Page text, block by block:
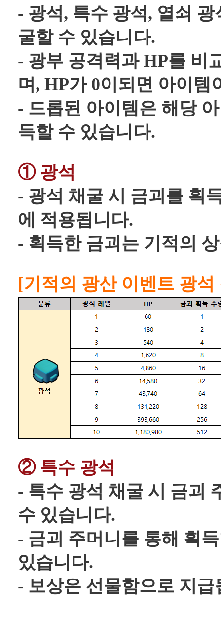
- 광석, 특수 광석, 열쇠
굴할 수 있습니다.
- 광부 공격력과 HP를 비
며, HP가 0이되면 아이템
- 드롭된 아이템은 해당
득할 수 있습니다.
① 광석
- 광석 채굴 시 금괴를 획
에 적용됩니다.
- 획득한 금괴는 기적의
[기적의 광산 이벤트 광석
② 특수 광석
- 특수 광석 채굴 시 금괴
수 있습니다.
- 금괴 주머니를 통해 획
있습니다.
- 보상은 선물함으로 지급